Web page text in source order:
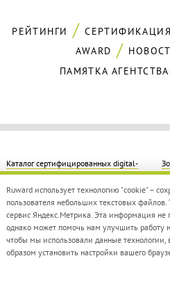
РЕЙТИНГИ СЕРТИФИКАЦИЯ
AWARD
ПАМЯТКА
Каталог сертифицированных digital-
агентств
Рейтинг performance-агентств 2022
Рейтинг SEO-агентств 2022
Рейтинг разработчиков мобильных
Ruward использует технологию "cookie" –
пользователя небольших текстовых
сервис Яндекс.Метрика. Эта информация не
однако может помочь нам улучшить работу
чтобы мы использовали данные
образом установить настройки вашего